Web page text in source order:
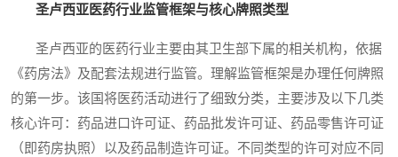
圣卢西亚医药行业监管框架与核心牌照类型
圣卢西亚的医药行业主要由其卫生部下属的相关机构，依据
《药房法》及配套法规进行监管。理解监管框架是办理任何牌照
的第一步。该国将医药活动进行了细致分类，主要涉及以下几类
核心许可：药品进口许可证、药品批发许可证、药品零售许可证
（即药房执照）以及药品制造许可证。不同类型的许可对应不同